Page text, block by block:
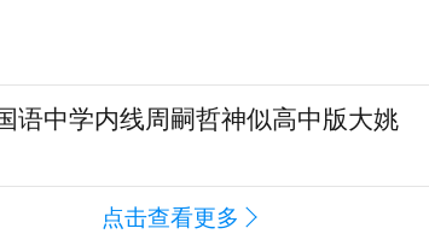
语中学内线周嗣哲神似高中版大姚
点击查看更多